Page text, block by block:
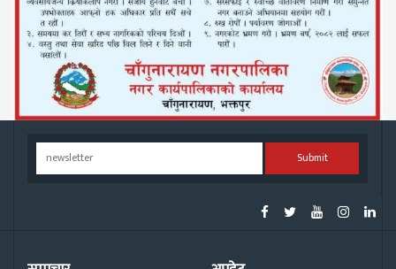
Submit